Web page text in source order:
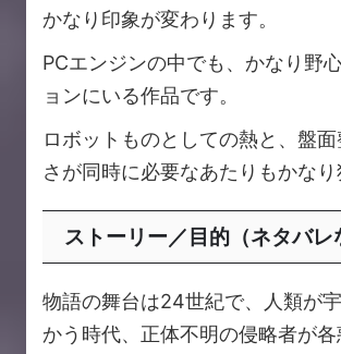
かなり印象が変わります。
PCエンジンの中でも、かなり野
ョンにいる作品です。
ロボットものとしての熱と、盤
さが同時に必要なあたりもかなり
ストーリー／目的（ネタバレ
物語の舞台は24世紀で、人類が
かう時代、正体不明の侵略者が